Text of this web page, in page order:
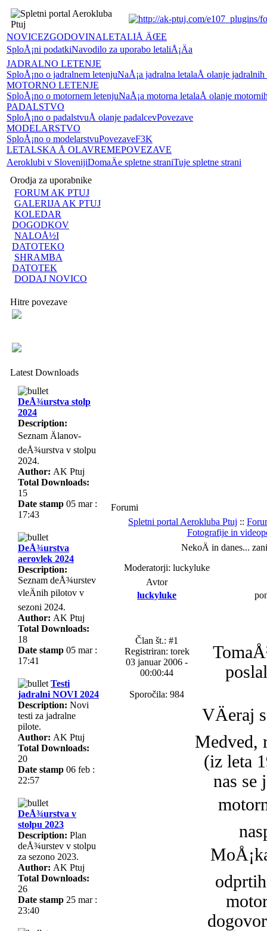
NOVICEZGODOVINALETALIÅ ÄŒE
SploÅ¡ni podatkiNavodilo za uporabo letaliÅ¡Äa
JADRALNO LETENJE
SploÅ¡no o jadralnem letenjuNaÅ¡a jadralna letalaÅ olanje
MOTORNO LETENJE
SploÅ¡no o motornem letenjuNaÅ¡a motorna letalaÅ olanje
PADALSTVO
SploÅ¡no o padalstvuÅ olanje padalcevPovezave
MODELARSTVO
SploÅ¡no o modelarstvuPovezaveF3K
LETALSKA Å OLAVREMEPOVEZAVE
Aeroklubi v SlovenijiDomaÄe spletne straniTuje spletne strani
Orodja za uporabnike
FORUM AK PTUJ
GALERIJA AK PTUJ
KOLEDAR
DOGODKOV
NALOÅ½I
DATOTEKO
SHRAMBA
DATOTEK
DODAJ NOVICO
Hitre povezave
Latest Downloads
DeÅ¾urstva stolp
2024
Description:
Seznam Älanov-
deÅ¾urstva v stolpu
2024.
Author: AK Ptuj
Total Downloads:
15
Date stamp 05 mar :
17:43
DeÅ¾urstva
aerovlek 2024
Description:
Seznam deÅ¾urstev
vleÄnih pilotov v
sezoni 2024.
Author: AK Ptuj
Total Downloads:
18
Date stamp 05 mar :
17:41
Testi
jadralni NOVI 2024
Description: Novi
testi za jadralne
pilote.
Author: AK Ptuj
Total Downloads:
20
Date stamp 06 feb :
22:57
DeÅ¾urstva v
stolpu 2023
Description: Plan
deÅ¾urstev v stolpu
za sezono 2023.
Author: AK Ptuj
Total Downloads:
26
Date stamp 25 mar :
23:40
Forumi
Spletni portal Aerokluba Ptuj ::
Fotografije in
NekoÄ in danes...
Moderatorji: luckyluke
Avtor
luckyluke
Član št.: #1
Registriran: torek
03 januar 2006 -
00:00:44
Sporočila: 984
VÄeraj
Medved,
(iz leta
nas se